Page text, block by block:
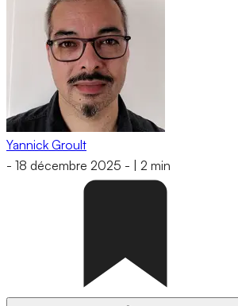
Yannick Groult
- 18 décembre 2025 - 2 min